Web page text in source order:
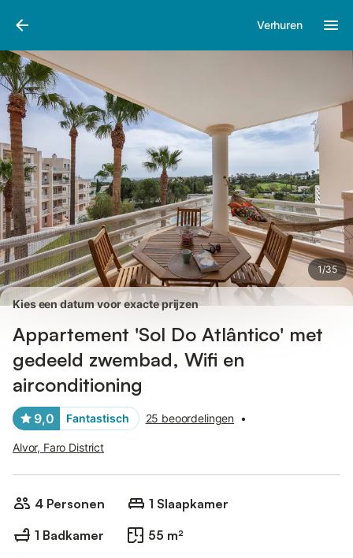
Verhuren
1/35
Afbeeldingen
Kies een datum voor exacte prijzen
Appartement 'Sol Do Atlântico' met
gedeeld zwembad, Wifi en
airconditioning
9,0 Fantastisch 25 beoordelingen •
Alvor, Faro District
4 Personen
1 Slaapkamer
1 Badkamer
55 m²